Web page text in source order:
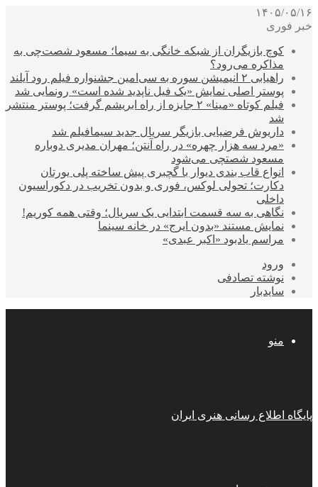
۱۴۰۵/۰۵/۱۶
خبر فوری
کوچ بازیگران از شبکه خانگی به سیما؛ مسعود شصت‌چی به
مذاکره می‌رود؟
راهیابی ۲ انیمیشن سوره به سی‌امین جشنواره فیلم رود آیلند
پوستر اصلی نمایش «یک فیل ناپدید شده است» رونمایی شد
فیلم کوتاه «مینا» ۲ جایزه از راه ابریشم گرفت؛ پوستر منتشر
شد
داریوش فرضیایی بازیگر سریال جدید سیمافیلم شد
«مرد سه هزار چهره» در راه آنتن؛ مهران مدیری دوباره
مسعود شصتچی می‌شود
انواع قاب بندی دیوار با گچبری پیش ساخته پلی یورتان
دکارت؛ تحولی لوکس، فوری و بدون تخریب در دکوراسیون
داخلی
نگاهی به سه قسمت ابتدایی یک سریال؛ وقتی همه کوریم!
نمایش مستند «بدون ایرج» در خانه سینما
مراسم یادبود «اکبر عبدی»
ورود
نوشته تصادفی
سایدبار
منو
پایگاه اطلاع رسانی هنری ایران